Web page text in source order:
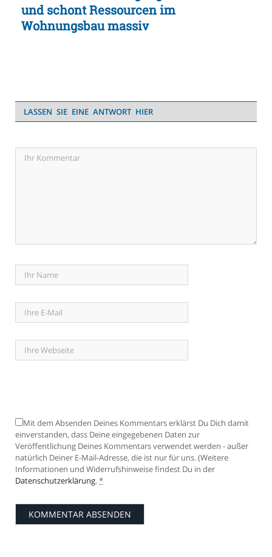
und schont Ressourcen im
Wohnungsbau massiv
LASSEN SIE EINE ANTWORT HIER
Mit dem Absenden Deines Kommentars erklärst Du Dich damit
einverstanden, dass Deine eingegebenen Daten zur
Veröffentlichung Deines Kommentars verwendet werden - außer
natürlich Deiner E-Mail-Adresse, die ist nur für uns. (Weitere
Informationen und Widerrufshinweise findest Du in der
Datenschutzerklärung.*